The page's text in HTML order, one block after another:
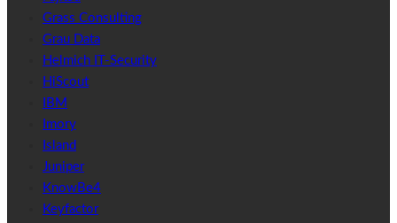
Grass Consulting
Grau Data
Helmich IT-Security
HiScout
IBM
Imory
Island
Juniper
KnowBe4
Keyfactor